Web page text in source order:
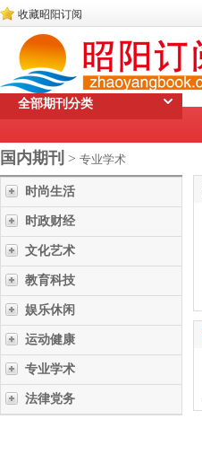
收藏昭阳订阅
全部期刊分类
国内期刊 > 专业学术
时尚生活
时政财经
文化艺术
教育科技
娱乐休闲
运动健康
专业学术
法律党务